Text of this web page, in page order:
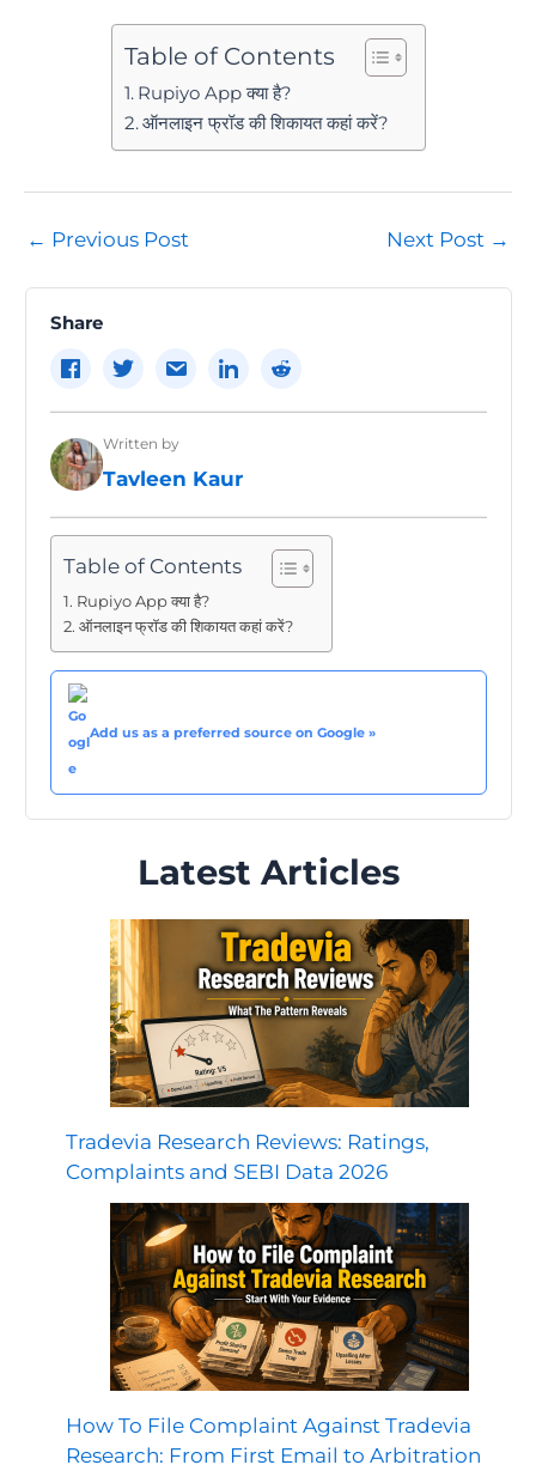
Table of Contents
Rupiyo App क्या है?
ऑनलाइन फ्रॉड की शिकायत कहां करें?
Post
← Previous Post Next Post →
Share
Written by
Tavleen Kaur
Table of Contents
Rupiyo App क्या है?
ऑनलाइन फ्रॉड की शिकायत कहां करें?
Add us as a preferred source on Google »
Latest Articles
Tradevia Research Reviews: Ratings,
Complaints and SEBI Data 2026
How To File Complaint Against Tradevia
Research: From First Email to Arbitration